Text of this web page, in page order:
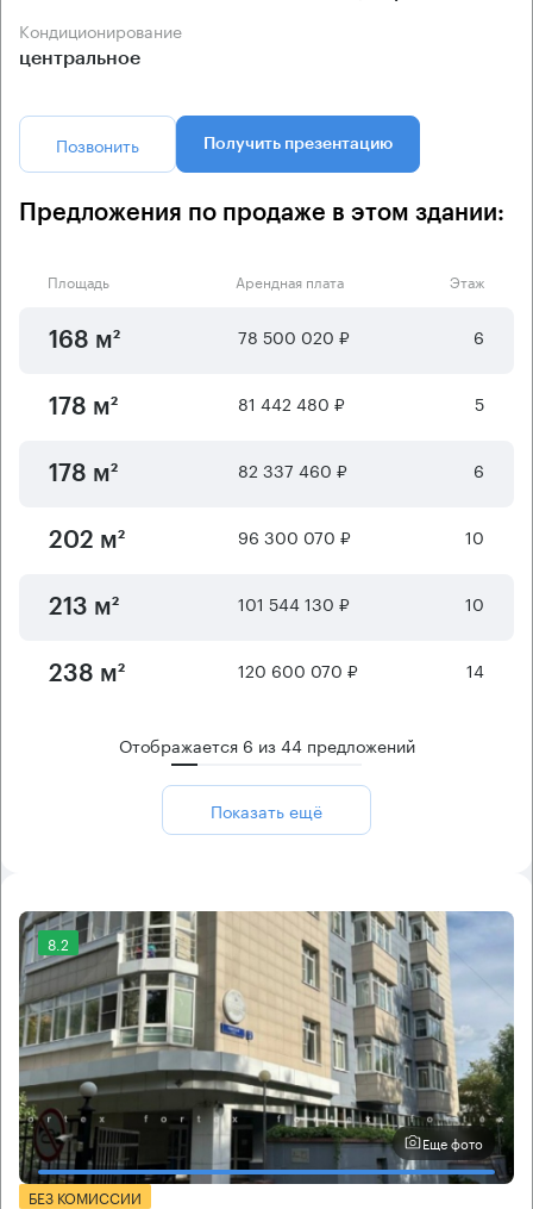
Кондиционирование
центральное
Позвонить Получить презентацию
Предложения по продаже в этом здании:
Площадь Арендная плата Этаж
168 м² 78 500 020 ₽ 6
178 м² 81 442 480 ₽ 5
178 м² 82 337 460 ₽ 6
202 м² 96 300 070 ₽ 10
213 м² 101 544 130 ₽ 10
238 м² 120 600 070 ₽ 14
Отображается 6 из44предложений
Показать ещё
8.2
Еще фото
БЕЗ КОМИССИИ